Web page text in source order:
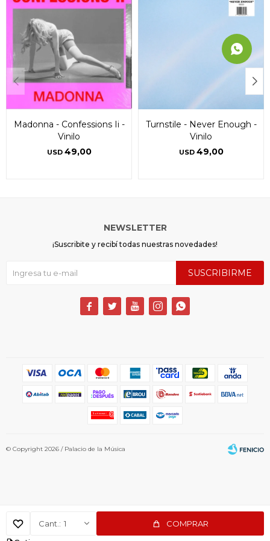
1
COMPRAR
Madonna - Confessions Ii -
Vinilo
USD 49,00
Turnstile - Never Enough -
Vinilo
USD 49,00
NEWSLETTER
¡Suscribite y recibí todas nuestras novedades!
SUSCRIBIRME
    
© Copyright 2026 / Palacio de la Música